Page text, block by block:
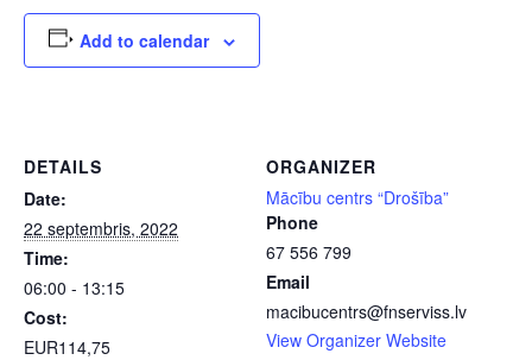
Add to calendar
DETAILS
Date:
22 septembris, 2022
Time:
06:00 - 13:15
Cost:
EUR114,75
ORGANIZER
Mācību centrs “Drošība”
Phone
67 556 799
Email
macibucentrs@fnserviss.lv
View Organizer Website